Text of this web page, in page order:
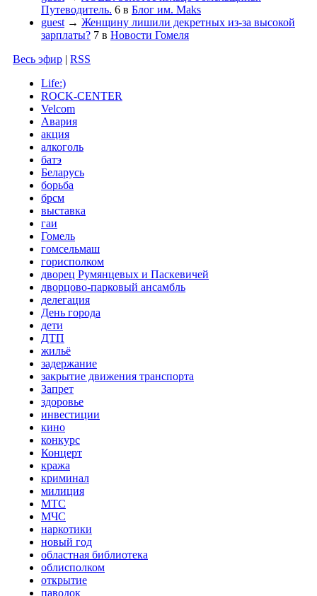
Путеводитель. 6 в Блог им. Maks
guest → Женщину лишили декретных из-за высокой
зарплаты? 7 в Новости Гомеля
Весь эфир | RSS
Life:)
ROCK-CENTER
Velcom
Авария
акция
алкоголь
батэ
Беларусь
борьба
брсм
выставка
гаи
Гомель
гомсельмаш
горисполком
дворец Румянцевых и Паскевичей
дворцово-парковый ансамбль
делегация
День города
дети
ДТП
жильё
задержание
закрытие движения транспорта
Запрет
здоровье
инвестиции
кино
конкурс
Концерт
кража
криминал
милиция
МТС
МЧС
наркотики
новый год
областная библиотека
облисполком
открытие
паводок